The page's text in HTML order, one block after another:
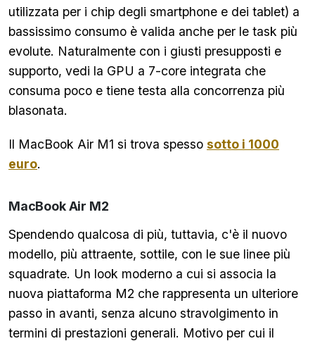
utilizzata per i chip degli smartphone e dei tablet) a
bassissimo consumo è valida anche per le task più
evolute. Naturalmente con i giusti presupposti e
supporto, vedi la GPU a 7-core integrata che
consuma poco e tiene testa alla concorrenza più
blasonata.
Il MacBook Air M1 si trova spesso sotto i 1000
euro.
MacBook Air M2
Spendendo qualcosa di più, tuttavia, c'è il nuovo
modello, più attraente, sottile, con le sue linee più
squadrate. Un look moderno a cui si associa la
nuova piattaforma M2 che rappresenta un ulteriore
passo in avanti, senza alcuno stravolgimento in
termini di prestazioni generali. Motivo per cui il